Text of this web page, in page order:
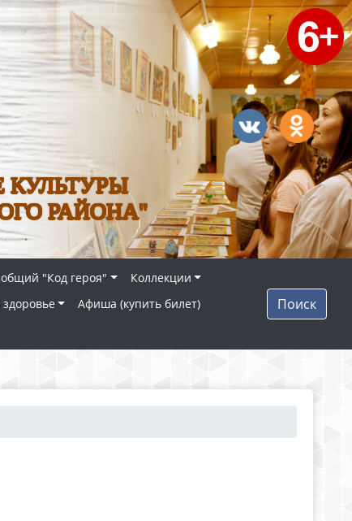
РАЙОНА"
"Код героя"
Коллекции
Афиша (купить билет)
Поиск